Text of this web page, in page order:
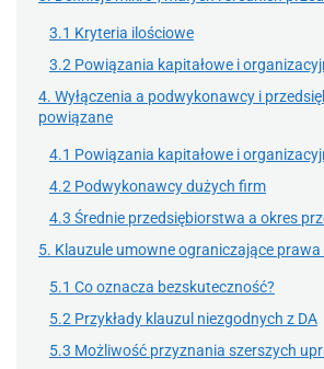
3.1 Kryteria ilościowe
3.2 Powiązania kapitałowe i
4. Wyłączenia a podwykonawcy i
powiązane
4.1 Powiązania kapitałowe i
4.2 Podwykonawcy dużych firm
4.3 Średnie przedsiębiorstwa a okres
5. Klauzule umowne ograniczające
5.1 Co oznacza bezskuteczność?
5.2 Przykłady klauzul niezgodnych z DA
5.3 Możliwość przyznania szerszych